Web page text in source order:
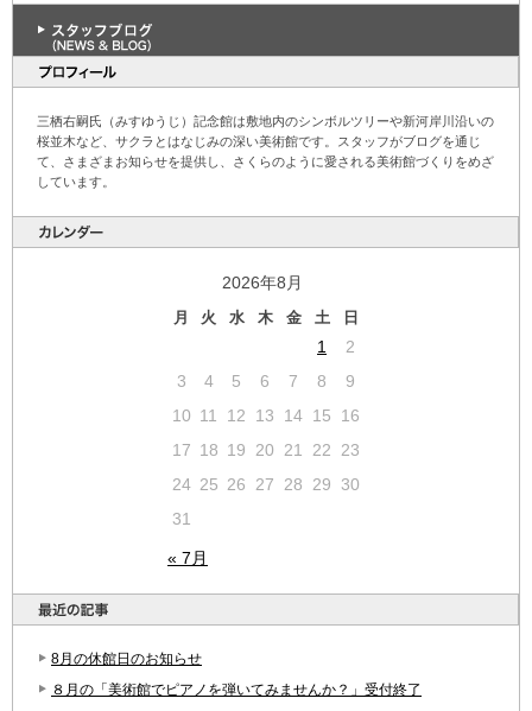
三栖右嗣氏（みすゆうじ）記念館は敷地内のシンボルツリーや新河岸川沿いの
桜並木など、サクラとはなじみの深い美術館です。スタッフがブログを通じ
て、さまざまお知らせを提供し、さくらのように愛される美術館づくりをめざ
しています。
2026年8月
月 火 水 木 金 土 日
« 7月
1
2
3
4 5 6 7 8
9
10 11 12 13 14 15
16
17 18 19 20 21 22
23
24 25 26 27 28 29
30
31
8月の休館日のお知らせ
８月の「美術館でピアノを弾いてみませんか？」受付終了